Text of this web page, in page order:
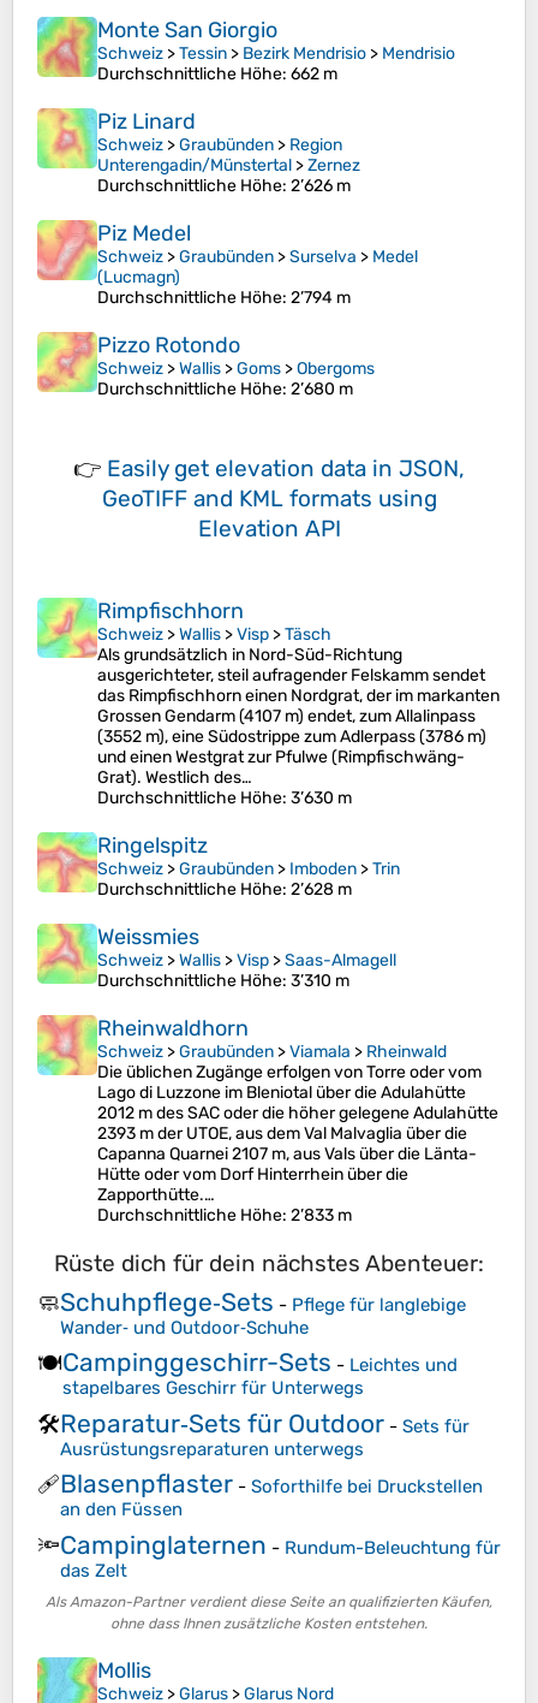
Monte San Giorgio
Schweiz >Tessin > Bezirk Mendrisio > Mendrisio
Durchschnittliche Höhe: 662 m
Piz Linard
Schweiz >Graubünden > Region
Unterengadin/Münstertal >Zernez
Durchschnittliche Höhe: 2’626 m
Piz Medel
Schweiz >Graubünden >Surselva > Medel
(Lucmagn)
Durchschnittliche Höhe: 2’794 m
Pizzo Rotondo
Schweiz >Wallis >Goms >Obergoms
Durchschnittliche Höhe: 2’680 m
👉 Easily get elevation data in JSON,
GeoTIFF and KML formats using
Elevation API
Rimpfischhorn
Schweiz >Wallis >Visp >Täsch
Als grundsätzlich in Nord-Süd-Richtung
ausgerichteter, steil aufragender Felskamm sendet
das Rimpfischhorn einen Nordgrat, der im markanten
Grossen Gendarm (4107 m) endet, zum Allalinpass
(3552 m), eine Südostrippe zum Adlerpass (3786 m)
und einen Westgrat zur Pfulwe (Rimpfischwäng-
Grat). Westlich des…
Durchschnittliche Höhe: 3’630 m
Ringelspitz
Schweiz >Graubünden > Imboden >Trin
Durchschnittliche Höhe: 2’628 m
Weissmies
Schweiz >Wallis >Visp >Saas-Almagell
Durchschnittliche Höhe: 3’310 m
Rheinwaldhorn
Schweiz >Graubünden >Viamala > Rheinwald
Die üblichen Zugänge erfolgen von Torre oder vom
Lago di Luzzone im Bleniotal über die Adulahütte
2012 m des SAC oder die höher gelegene Adulahütte
2393 m der UTOE, aus dem Val Malvaglia über die
Capanna Quarnei 2107 m, aus Vals über die Länta-
Hütte oder vom Dorf Hinterrhein über die
Zapporthütte.…
Durchschnittliche Höhe: 2’833 m
Rüste dich für dein nächstes Abenteuer:
🧼Schuhpflege‑Sets - Pflege für langlebige
Wander‑ und Outdoor‑Schuhe
🍽️Campinggeschirr-Sets - Leichtes und
stapelbares Geschirr für Unterwegs
🛠️Reparatur‑Sets für Outdoor - Sets für
Ausrüstungsreparaturen unterwegs
🩹Blasenpflaster - Soforthilfe bei Druckstellen
an den Füssen
🔦Campinglaternen - Rundum-Beleuchtung für
das Zelt
Als Amazon-Partner verdient diese Seite an qualifizierten Käufen,
ohne dass Ihnen zusätzliche Kosten entstehen.
Mollis
Schweiz >Glarus >Glarus Nord